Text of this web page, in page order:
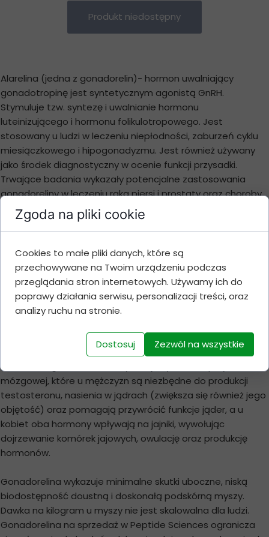
Produkt niedostępny
Alarelina (jedna z gonadorelin)- hormon uwalniający
gonadotropinę jest syntetycznym agonistą GnRH.
Stymuluje tzw. syntezę i uwalnianie hormonu
luteinizującego i hormonu folikulotropowego. Jest
stosowany u ludzi w leczeniu niepłodności, zaburzeń cyklu
miesiączkowego i hipogonadyzmu. Jest również używany
jako środek diagnostyczny w ocenie funkcji przysadki.
Trwające badania wykazały potencjalne zastosowania
gonadoreliny w leczeniu raka piersi i prostaty oraz choroby
Alzheimera. Gonadorelina nie jest nowym peptydem w
leczeniu chorób ludzi i ssaków, ale naukowcy nieustannie
zarówno normalnej fizjologii, jak i w rozwoju choroby.
Alarelina jest znana również z wywoływania owulacji i jest
stosowana w leczeniu endmometriozy. Kompetycyjnie
wiąże się z receptorami komórek przedniego płata
przysadki, powodując, podobnie jak inne analogi GnRH,
Alarelina jest postacią peptydu podwzgórzowego, który
stymuluje uwalnianie FSH i LH (w przeciwieństwie do szeroko
stosowanego HCG, które stymuluje tylko LH) z przysadki
mózgowej, które u mężczyzn są niezbędne do produkcji
testosteronu, nasienia w jądrach (zwiększa się również jego
objętość) oraz pomagają przywrócić funkcje jąder, a u
kobiet oba hormony wpływają na jajniki, wywołując
dojrzewanie komórek jajowych, owulację oraz produkcję
hormonów.
Gonadorelina wykazuje minimalne skutki uboczne, niską
biodostępność doustną i doskonałą podskórną myszy.
Dawka na kilogram u myszy nie jest skalowalna dla ludzi.
Gonadorelina na sprzedaż w Peptide Sciences ogranicza
Zgoda na pliki cookie
Cookies to małe pliki danych, które są
przechowywane na Twoim urządzeniu podczas
przeglądania stron internetowych. Używamy ich do
poprawy działania serwisu, personalizacji treści, oraz
analizy ruchu na stronie.
Dostosuj Zezwól na wszystkie